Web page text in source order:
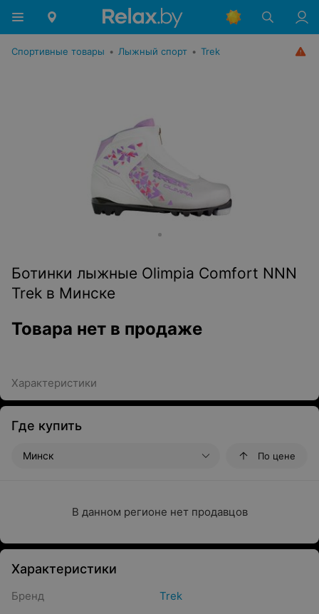
Спортивные товары • Лыжный спорт • Trek
Ботинки лыжные Olimpia Сomfort NNN
Trek в Минске
Товара нет в продаже
Характеристики
Где купить
Минск По цене
В данном регионе нет продавцов
Характеристики
Бренд
Trek